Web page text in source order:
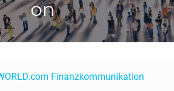
on
Finanzkommunikation